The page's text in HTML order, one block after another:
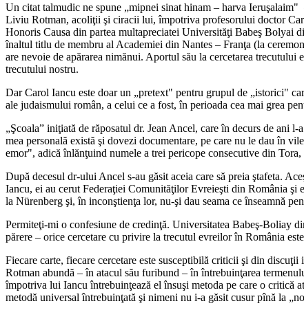
Un citat talmudic ne spune „mipnei sinat hinam – harva Ieruşalaim"
Liviu Rotman, acoliţii şi ciracii lui, împotriva profesorului doctor
Honoris Causa din partea multapreciatei Universităţi Babeş Bolyai
înaltul titlu de membru al Academiei din Nantes – Franţa (la
are nevoie de apărarea nimănui. Aportul său la cercetarea
trecutului nostru.
Dar Carol Iancu este doar un „pretext" pentru grupul de „istorici"
ale judaismului român, a celui ce a fost, în perioada cea mai grea
„Şcoala” iniţiată de răposatul dr. Jean Ancel, care în decurs de ani
mea personală există şi dovezi documentare, pe care nu le dau în
emor", adică înlănţuind numele a trei pericope consecutive din
După decesul dr-ului Ancel s-au găsit aceia care să preia ştafeta.
Iancu, ei au cerut Federaţiei Comunităţilor Evreieşti din România
la Nürenberg şi, în inconştienţa lor, nu-şi dau seama ce înseamnă
Permiteţi-mi o confesiune de credinţă. Universitatea Babeş-Boliay
părere – orice cercetare cu privire la trecutul evreilor în România
Fiecare carte, fiecare cercetare este susceptibilă criticii şi din
Rotman abundă – în atacul său furibund – în întrebuinţarea
împotriva lui Iancu întrebuinţează el însuşi metoda pe care o critică
metodă universal întrebuinţată şi nimeni nu i-a găsit cusur pînă la